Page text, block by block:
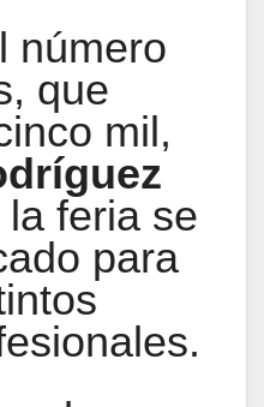
número
que
mil,
feria se
para